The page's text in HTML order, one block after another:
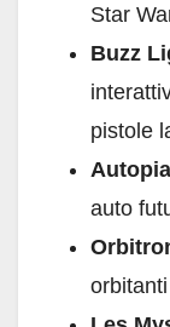
Star
Buzz
pistole
Autopia
auto